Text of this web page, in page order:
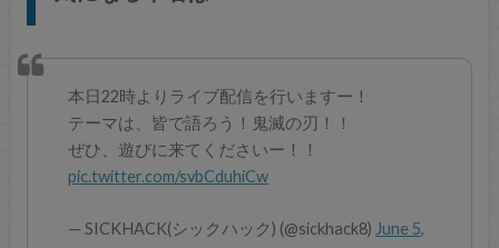
本日22時よりライブ配信を行いますー！
テーマは、皆で語ろう！鬼滅の刃！！
ぜひ、遊びに来てくださいー！！
pic.twitter.com/svbCduhiCw
— SICKHACK(シックハック) (@sickhack8)June 5,